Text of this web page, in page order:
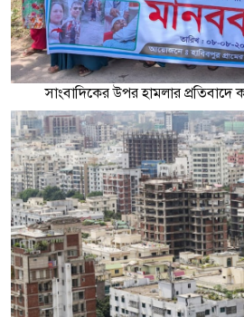
সাংবাদিকের উপর হামলার প্রতিবাদে